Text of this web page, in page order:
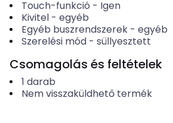
Touch-funkció - Igen
Kivitel- egyéb
Egyéb buszrendszerek- egyéb
Szerelési mód- süllyesztett
Csomagolás és feltételek
1 darab
Nem visszaküldhető termék